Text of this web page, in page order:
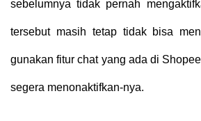
sebelumnya tidak pernah
tersebut masih tetap tidak bisa
gunakan fitur chat yang ada di
segera menonaktifkan-nya.